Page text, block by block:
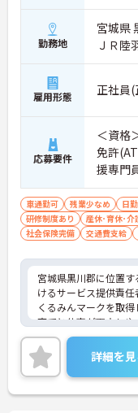
勤務地
宮城県
ＪＲ陸
雇用形態 正社員
応募要件
＜資格
免許
援専門
者の経
車通勤可 残業少なめ 日
研修制度あり
産休･育休･介
社会保険完備
交通費支給
宮城県黒川郡に位置
けるサービス提供責任
くるみんマークを取
育てと仕事が両立し
的に行っています。
ご興味ある方には、面
詳細をお話しいたし
い！
詳細を